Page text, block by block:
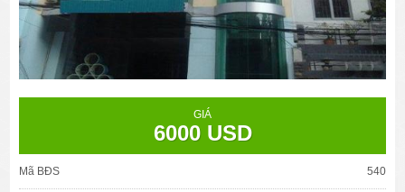
GIÁ
6000 USD
Mã BĐS 540